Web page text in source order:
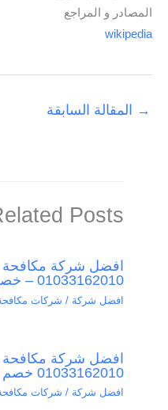
المصادر و المراجع
wikipedia
→ المقالة السابقة
Posts
افضل شركة
01033162010 – خصم 50 %
افضل شركة / شركات
افضل شركة مكافحة
01033162010 خصم 60 %
افضل شركة / شركات